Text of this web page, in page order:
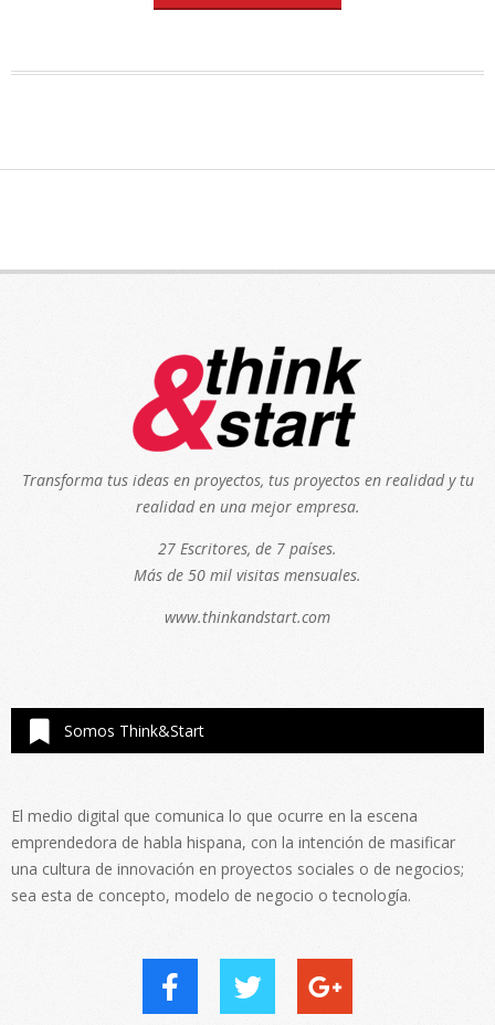
Transforma tus ideas en proyectos, tus proyectos en realidad y tu
realidad en una mejor empresa.
27 Escritores, de 7 países.
Más de 50 mil visitas mensuales.
www.thinkandstart.com
Somos Think&Start
El medio digital que comunica lo que ocurre en la escena
emprendedora de habla hispana, con la intención de masificar
una cultura de innovación en proyectos sociales o de negocios;
sea esta de concepto, modelo de negocio o tecnología.